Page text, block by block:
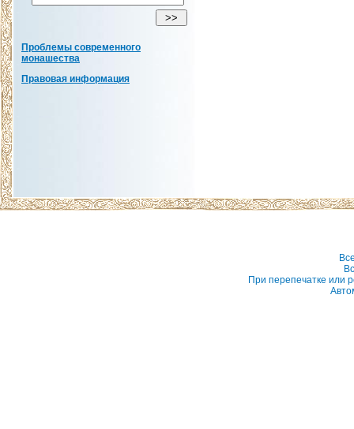
Проблемы современного
монашества
Правовая информация
При перепечатке или